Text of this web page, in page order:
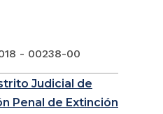
- 00238-00
Judicial de
Penal de Extinción